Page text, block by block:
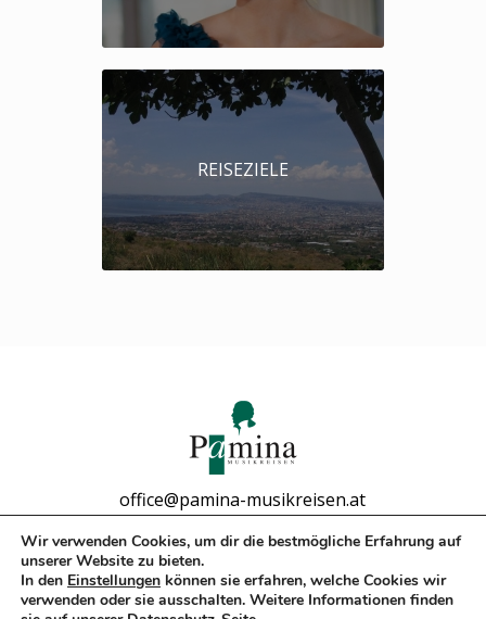
REISEZIELE
office@pamina-musikreisen.at
Tel: +43-1/532 15 91
Wir verwenden Cookies, um dir die bestmögliche Erfahrung auf
unserer Website zu bieten.
In den Einstellungen können sie erfahren, welche Cookies wir
verwenden oder sie ausschalten. Weitere Informationen finden